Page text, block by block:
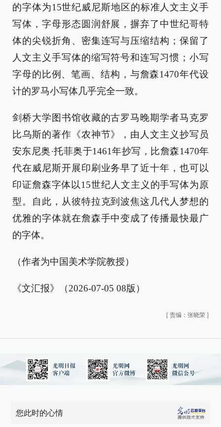
的字体为15世纪威尼斯地区的标准人文主义手
写体，字母形态圆润舒展，摒弃了中世纪哥特
体的尖锐折角、密集连写与压缩结构；保留了
人文主义手写体的缩写符号和连写习惯；小写
字母的比例、笔画、结构，与詹森1470年代设
计的罗马小写体几乎完全一致。
剑桥大学图书馆收藏的古罗马晚期学者马克罗
比乌斯的著作《农神节》，由人文主义抄写员
安东尼奥·托菲奥于1461年抄写，比詹森1470年
代在威尼斯开展印刷业务早了近十年，也可以
印证詹森字体以15世纪人文主义的手写体为原
型。自此，从彼特拉克到波焦这几代人梦想的
优雅的字体就在詹森手中变成了传播最快最广
的字体。
（作者为中国美术学院教授）
《文汇报》（2026-07-05 08版）
[ 责编：张晓荣 ]
您此时的心情